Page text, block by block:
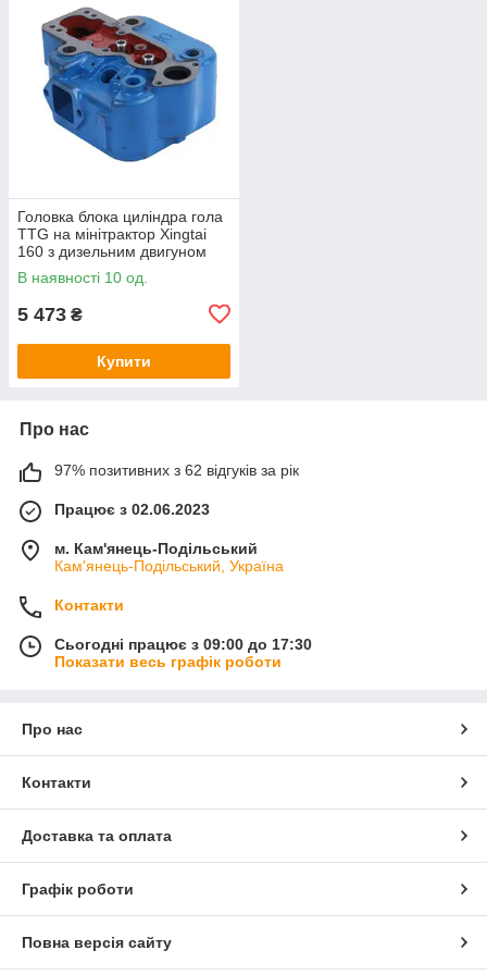
Головка блока циліндра гола
TTG на мінітрактор Xingtai
160 з дизельним двигуном
DLH1100
В наявності 10 од.
5 473 ₴
Купити
Про нас
97% позитивних з 62 відгуків за рік
Працює з 02.06.2023
м. Кам'янець-Подільський
Кам'янець-Подільський, Україна
Контакти
Сьогодні працює з 09:00 до 17:30
Показати весь графік роботи
Про нас
Контакти
Доставка та оплата
Графік роботи
Повна версія сайту